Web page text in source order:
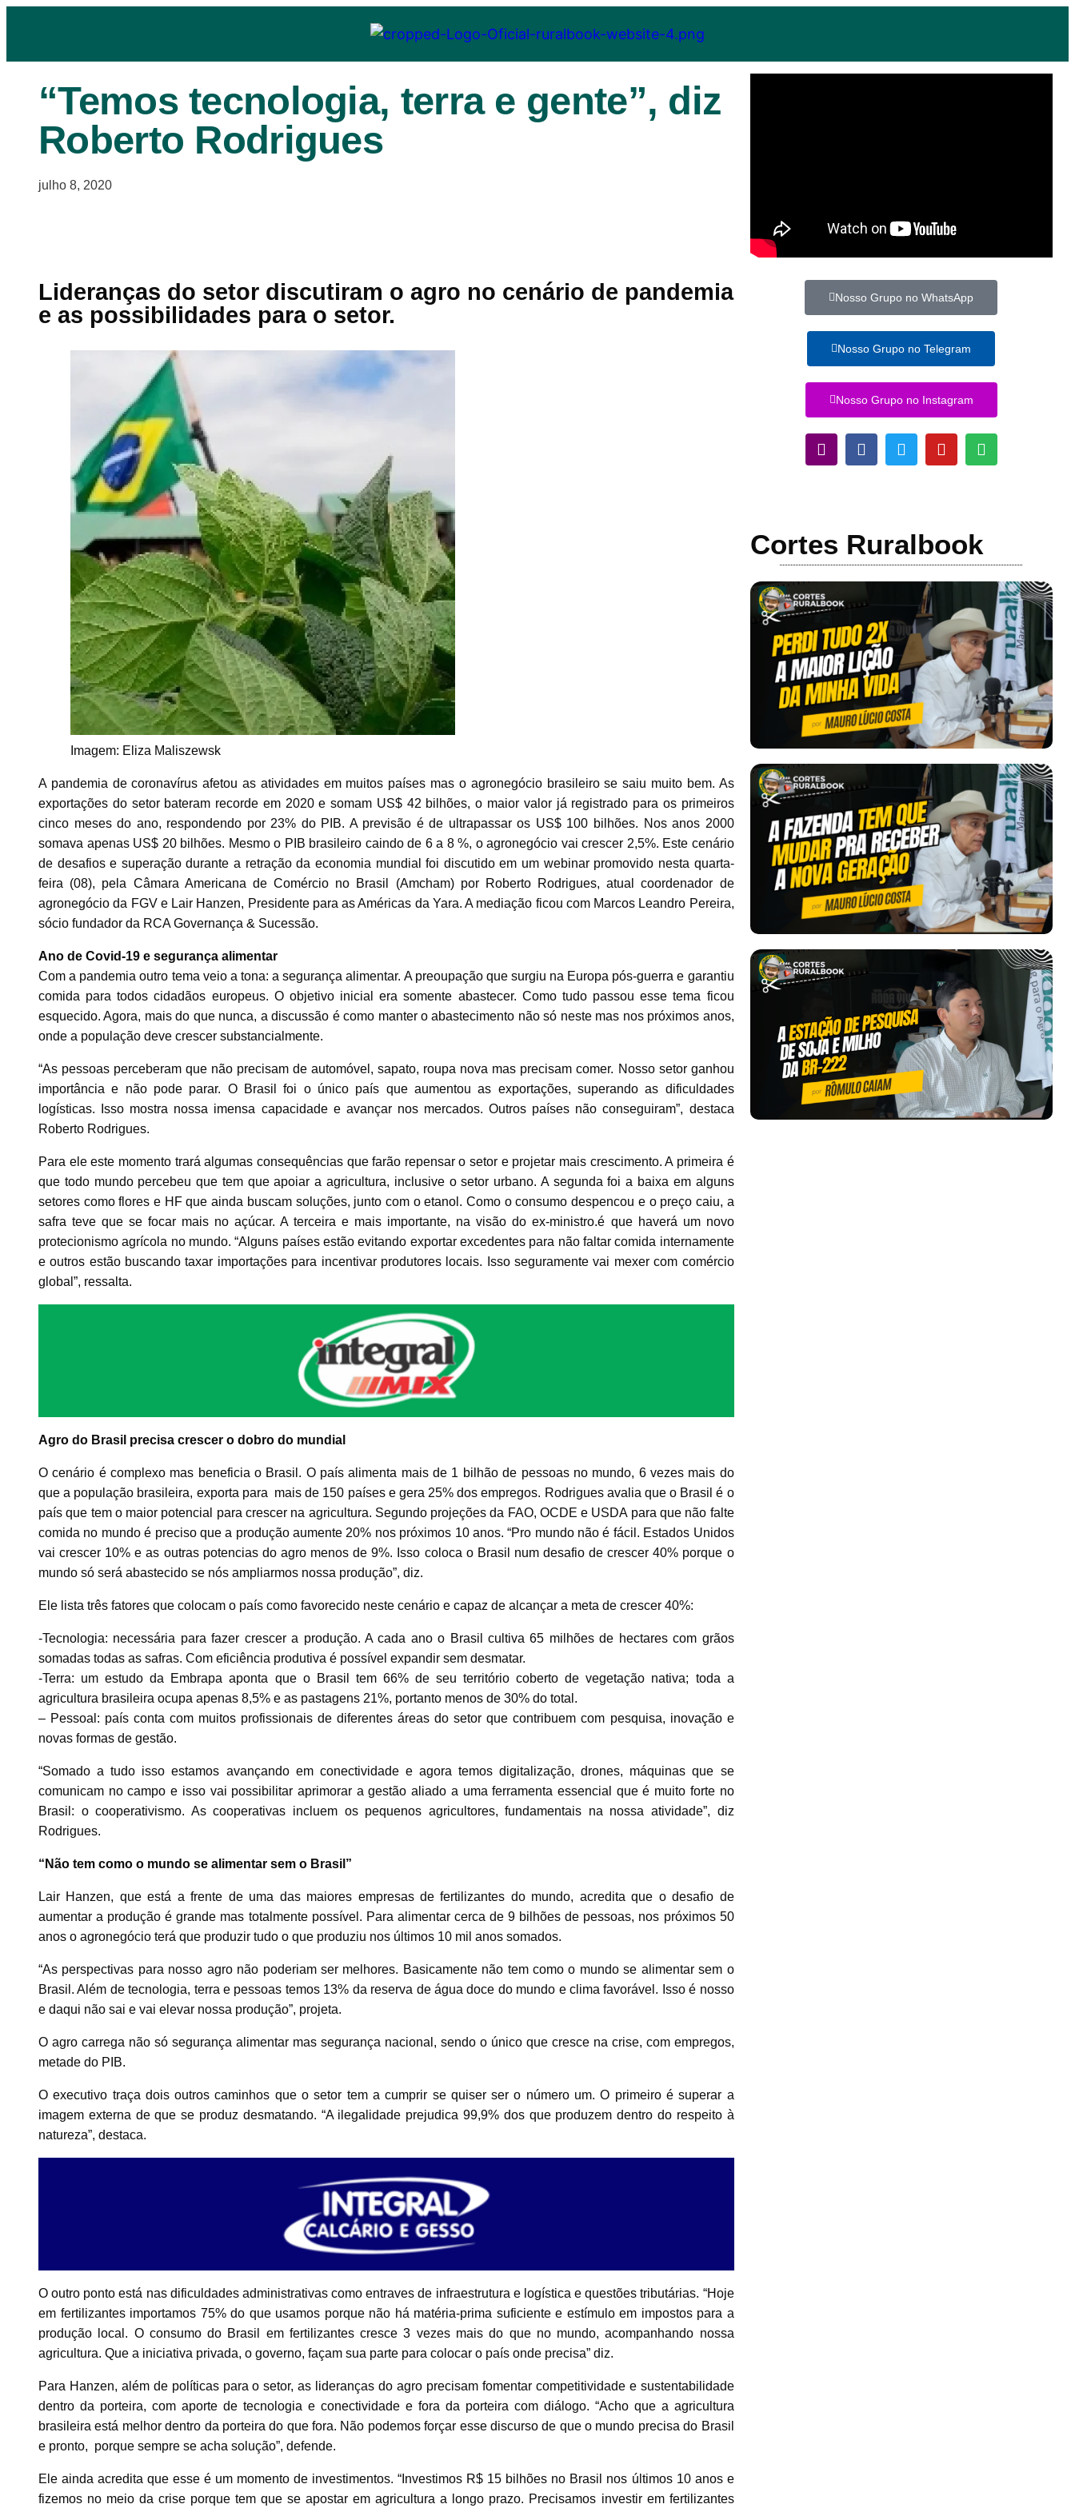
“Temos tecnologia, terra e gente”, diz
Roberto Rodrigues
julho 8, 2020
Lideranças do setor discutiram o agro no cenário de pandemia
e as possibilidades para o setor.
Imagem: Eliza Maliszewsk
A pandemia de coronavírus afetou as atividades em muitos países mas o agronegócio brasileiro se saiu muito bem. As
exportações do setor bateram recorde em 2020 e somam US$ 42 bilhões, o maior valor já registrado para os primeiros
cinco meses do ano, respondendo por 23% do PIB. A previsão é de ultrapassar os US$ 100 bilhões. Nos anos 2000
somava apenas US$ 20 bilhões. Mesmo o PIB brasileiro caindo de 6 a 8 %, o agronegócio vai crescer 2,5%. Este cenário
de desafios e superação durante a retração da economia mundial foi discutido em um webinar promovido nesta quarta-
feira (08), pela Câmara Americana de Comércio no Brasil (Amcham) por Roberto Rodrigues, atual coordenador de
agronegócio da FGV e Lair Hanzen, Presidente para as Américas da Yara. A mediação ficou com Marcos Leandro Pereira,
sócio fundador da RCA Governança & Sucessão.
Ano de Covid-19 e segurança alimentar
Com a pandemia outro tema veio a tona: a segurança alimentar. A preoupação que surgiu na Europa pós-guerra e garantiu
comida para todos cidadãos europeus. O objetivo inicial era somente abastecer. Como tudo passou esse tema ficou
esquecido. Agora, mais do que nunca, a discussão é como manter o abastecimento não só neste mas nos próximos anos,
onde a população deve crescer substancialmente.
“As pessoas perceberam que não precisam de automóvel, sapato, roupa nova mas precisam comer. Nosso setor ganhou
importância e não pode parar. O Brasil foi o único país que aumentou as exportações, superando as dificuldades
logísticas. Isso mostra nossa imensa capacidade e avançar nos mercados. Outros países não conseguiram”, destaca
Roberto Rodrigues.
Para ele este momento trará algumas consequências que farão repensar o setor e projetar mais crescimento. A primeira é
que todo mundo percebeu que tem que apoiar a agricultura, inclusive o setor urbano. A segunda foi a baixa em alguns
setores como flores e HF que ainda buscam soluções, junto com o etanol. Como o consumo despencou e o preço caiu, a
safra teve que se focar mais no açúcar. A terceira e mais importante, na visão do ex-ministro.é que haverá um novo
protecionismo agrícola no mundo. “Alguns países estão evitando exportar excedentes para não faltar comida internamente
e outros estão buscando taxar importações para incentivar produtores locais. Isso seguramente vai mexer com comércio
global”, ressalta.
Agro do Brasil precisa crescer o dobro do mundial
O cenário é complexo mas beneficia o Brasil. O país alimenta mais de 1 bilhão de pessoas no mundo, 6 vezes mais do
que a população brasileira, exporta para mais de 150 países e gera 25% dos empregos. Rodrigues avalia que o Brasil é o
país que tem o maior potencial para crescer na agricultura. Segundo projeções da FAO, OCDE e USDA para que não falte
comida no mundo é preciso que a produção aumente 20% nos próximos 10 anos. “Pro mundo não é fácil. Estados Unidos
vai crescer 10% e as outras potencias do agro menos de 9%. Isso coloca o Brasil num desafio de crescer 40% porque o
mundo só será abastecido se nós ampliarmos nossa produção”, diz.
Ele lista três fatores que colocam o país como favorecido neste cenário e capaz de alcançar a meta de crescer 40%:
-Tecnologia: necessária para fazer crescer a produção. A cada ano o Brasil cultiva 65 milhões de hectares com grãos
somadas todas as safras. Com eficiência produtiva é possível expandir sem desmatar.
-Terra: um estudo da Embrapa aponta que o Brasil tem 66% de seu território coberto de vegetação nativa; toda a
agricultura brasileira ocupa apenas 8,5% e as pastagens 21%, portanto menos de 30% do total.
– Pessoal: país conta com muitos profissionais de diferentes áreas do setor que contribuem com pesquisa, inovação e
novas formas de gestão.
“Somado a tudo isso estamos avançando em conectividade e agora temos digitalização, drones, máquinas que se
comunicam no campo e isso vai possibilitar aprimorar a gestão aliado a uma ferramenta essencial que é muito forte no
Brasil: o cooperativismo. As cooperativas incluem os pequenos agricultores, fundamentais na nossa atividade”, diz
Rodrigues.
“Não tem como o mundo se alimentar sem o Brasil”
Lair Hanzen, que está a frente de uma das maiores empresas de fertilizantes do mundo, acredita que o desafio de
aumentar a produção é grande mas totalmente possível. Para alimentar cerca de 9 bilhões de pessoas, nos próximos 50
anos o agronegócio terá que produzir tudo o que produziu nos últimos 10 mil anos somados.
“As perspectivas para nosso agro não poderiam ser melhores. Basicamente não tem como o mundo se alimentar sem o
Brasil. Além de tecnologia, terra e pessoas temos 13% da reserva de água doce do mundo e clima favorável. Isso é nosso
e daqui não sai e vai elevar nossa produção”, projeta.
O agro carrega não só segurança alimentar mas segurança nacional, sendo o único que cresce na crise, com empregos,
metade do PIB.
O executivo traça dois outros caminhos que o setor tem a cumprir se quiser ser o número um. O primeiro é superar a
imagem externa de que se produz desmatando. “A ilegalidade prejudica 99,9% dos que produzem dentro do respeito à
natureza”, destaca.
O outro ponto está nas dificuldades administrativas como entraves de infraestrutura e logística e questões tributárias. “Hoje
em fertilizantes importamos 75% do que usamos porque não há matéria-prima suficiente e estímulo em impostos para a
produção local. O consumo do Brasil em fertilizantes cresce 3 vezes mais do que no mundo, acompanhando nossa
agricultura. Que a iniciativa privada, o governo, façam sua parte para colocar o país onde precisa” diz.
Para Hanzen, além de políticas para o setor, as lideranças do agro precisam fomentar competitividade e sustentabilidade
dentro da porteira, com aporte de tecnologia e conectividade e fora da porteira com diálogo. “Acho que a agricultura
brasileira está melhor dentro da porteira do que fora. Não podemos forçar esse discurso de que o mundo precisa do Brasil
e pronto, porque sempre se acha solução”, defende.
Ele ainda acredita que esse é um momento de investimentos. “Investimos R$ 15 bilhões no Brasil nos últimos 10 anos e
fizemos no meio da crise porque tem que se apostar em agricultura a longo prazo. Precisamos investir em fertilizantes
Nosso Grupo no WhatsApp
Nosso Grupo no Telegram
Nosso Grupo no Instagram
Cortes Ruralbook